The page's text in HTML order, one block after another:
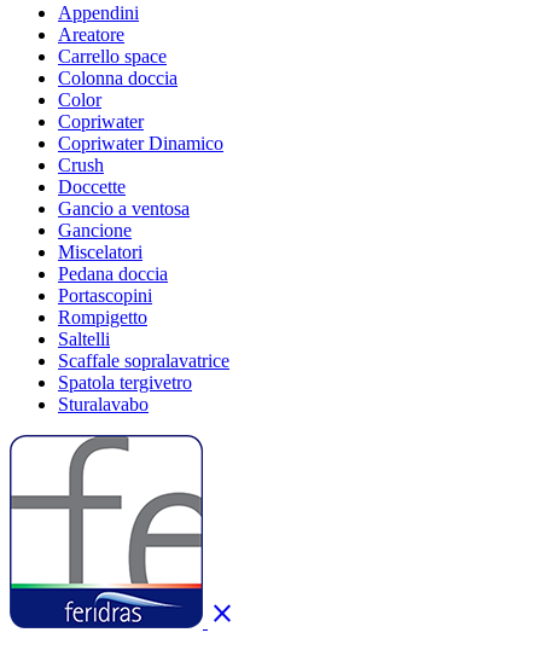
Appendini
Areatore
Carrello space
Colonna doccia
Color
Copriwater
Copriwater Dinamico
Crush
Doccette
Gancio a ventosa
Gancione
Miscelatori
Pedana doccia
Portascopini
Rompigetto
Saltelli
Scaffale sopralavatrice
Spatola tergivetro
Sturalavabo
close